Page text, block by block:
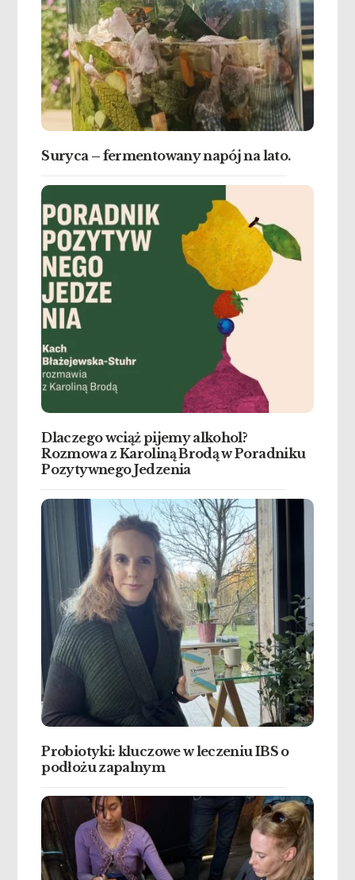
Suryca – fermentowany napój na lato.
Dlaczego wciąż pijemy alkohol?
Rozmowa z Karoliną Brodą w Poradniku
Pozytywnego Jedzenia
Probiotyki: kluczowe w leczeniu IBS o
podłożu zapalnym